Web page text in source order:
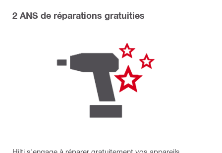
2 ANS de réparations gratuities